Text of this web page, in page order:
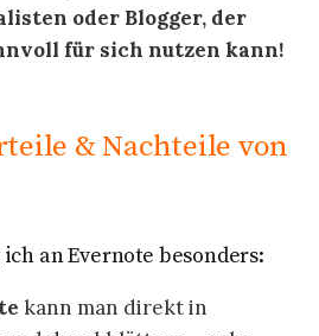
oder Blogger, der
für sich nutzen kann!
& Nachteile von
an Evernote besonders:
kann man direkt in